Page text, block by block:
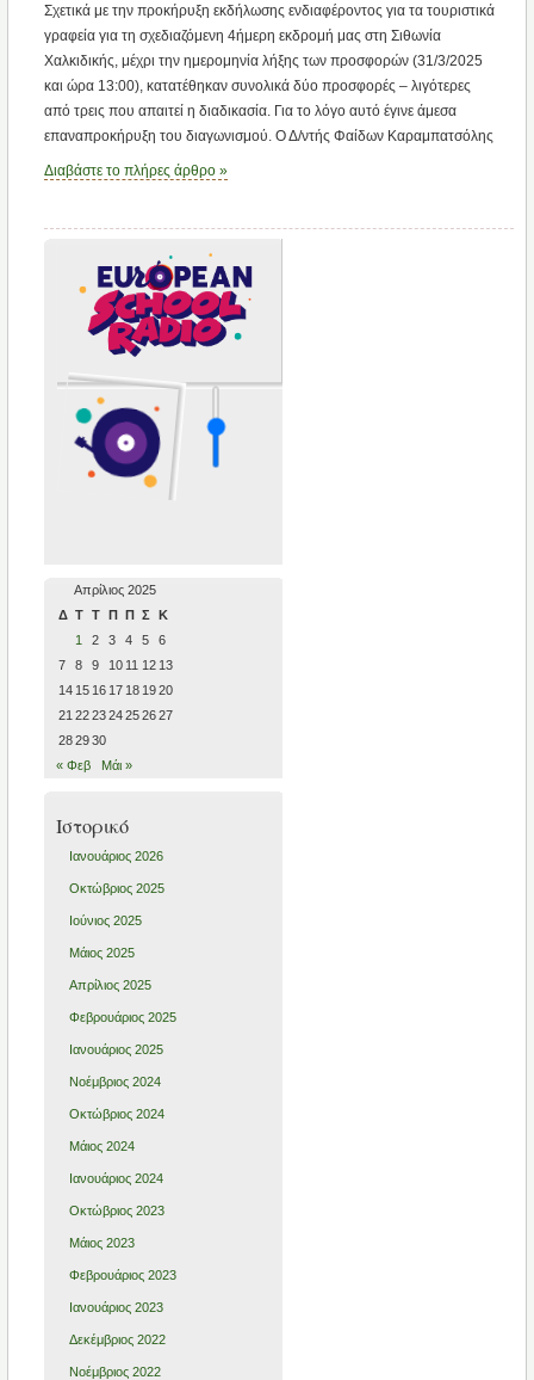
Σχετικά με την προκήρυξη εκδήλωσης ενδιαφέροντος για τα τουριστικά
γραφεία για τη σχεδιαζόμενη 4ήμερη εκδρομή μας στη Σιθωνία
Χαλκιδικής, μέχρι την ημερομηνία λήξης των προσφορών (31/3/2025
και ώρα 13:00), κατατέθηκαν συνολικά δύο προσφορές – λιγότερες
από τρεις που απαιτεί η διαδικασία. Για το λόγο αυτό έγινε άμεσα
επαναπροκήρυξη του διαγωνισμού. Ο Δ/ντής Φαίδων Καραμπατσόλης
Διαβάστε το πλήρες άρθρο »
Απρίλιος 2025
Δ Τ Τ Π Π Σ
Κ
1
2 3 4 5
6
7
8 9 10 11 12 13
14 15 16 17 18 1920
21 222324252627
282930
« Φεβ
Μάι »
Ιστορικό
Ιανουάριος 2026
Οκτώβριος 2025
Ιούνιος 2025
Μάιος 2025
Απρίλιος 2025
Φεβρουάριος 2025
Ιανουάριος 2025
Νοέμβριος 2024
Οκτώβριος 2024
Μάιος 2024
Ιανουάριος 2024
Οκτώβριος 2023
Μάιος 2023
Φεβρουάριος 2023
Ιανουάριος 2023
Δεκέμβριος 2022
Νοέμβριος 2022